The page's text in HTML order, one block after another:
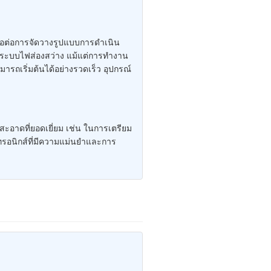
ต่อการจัดวางรูปแบบการดำเนิน
บบไฟส่องสว่าง แม้แต่การทำงาน
รถเริ่มต้นได้อย่างรวดเร็ว อุปกรณ์
อาดที่ยอดเยี่ยม เช่น ในการเตรียม
อนิกส์ที่มีความแม่นยำและการ